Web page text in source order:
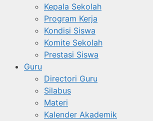
Kepala Sekolah
Program Kerja
Kondisi Siswa
Komite Sekolah
Prestasi Siswa
Guru
Directori Guru
Silabus
Materi
Kalender Akademik